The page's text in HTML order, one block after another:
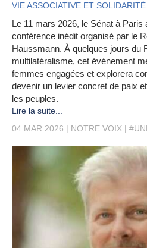
VIE ASSOCIATIVE ET SOLIDARITÉ
Le 11 mars 2026, le Sénat à Paris
conférence inédit organisé par le
Haussmann. À quelques jours du
multilatéralisme, cet événement
femmes engagées et explorera
devenir un levier concret de paix
les peuples.
Lire la suite...
04 MAR 2026
NOTRE VOIX